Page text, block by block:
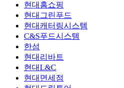
현대홈쇼핑
현대그린푸드
현대캐터링시스템
C&S푸드시스템
한섬
현대리바트
현대L&C
현대면세점